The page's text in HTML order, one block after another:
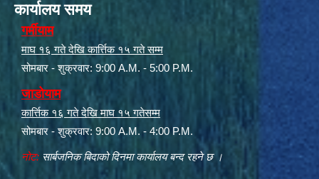
कार्यालय समय
गर्मीयाम
माघ १६ गते देखि कार्त्तिक १५ गते सम्म
सोमबार - शुक्रवार: 9:00 A.M. - 5:00 P.M.
जाडोयाम
कार्त्तिक १६ गते देखि माघ १५ गतेसम्म
सोमबार - शुक्रवार: 9:00 A.M. - 4:00 P.M.
नोट: सार्बजनिक बिदाको दिनमा कार्यालय बन्द रहने छ ।